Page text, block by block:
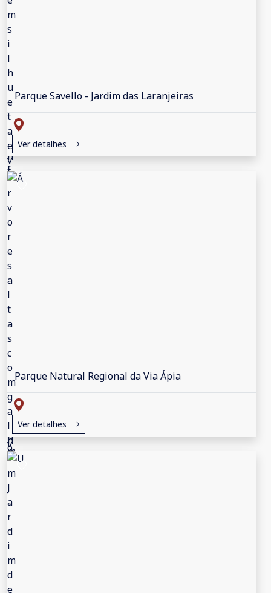
Parque Savello - Jardim das Laranjeiras
Ver detalhes
Parque Natural Regional da Via Ápia
Ver detalhes